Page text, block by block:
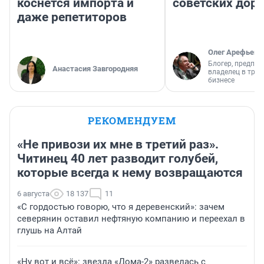
коснется импорта и
даже репетиторов
Анастасия Завгородняя
советских
Олег Арефьев
Блогер,
владелец в
бизнесе
РЕКОМЕНДУЕМ
«Не привози их мне в третий раз».
Читинец 40 лет разводит голубей,
которые всегда к нему возвращаются
6 августа 18 137 11
«С гордостью говорю, что я деревенский»: зачем
северянин оставил нефтяную компанию и переехал в
глушь на Алтай